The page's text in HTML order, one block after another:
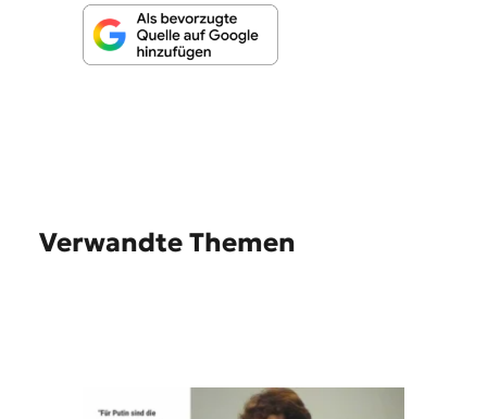
Verwandte Themen